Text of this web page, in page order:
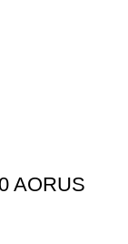
AORUS